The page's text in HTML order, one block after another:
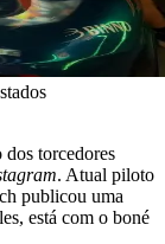
torcedores
. Atual piloto
publicou uma
está com o boné